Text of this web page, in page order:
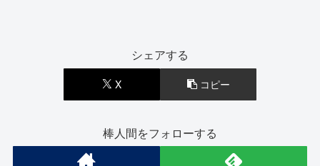
シェアする
X コピー
棒人間をフォローする